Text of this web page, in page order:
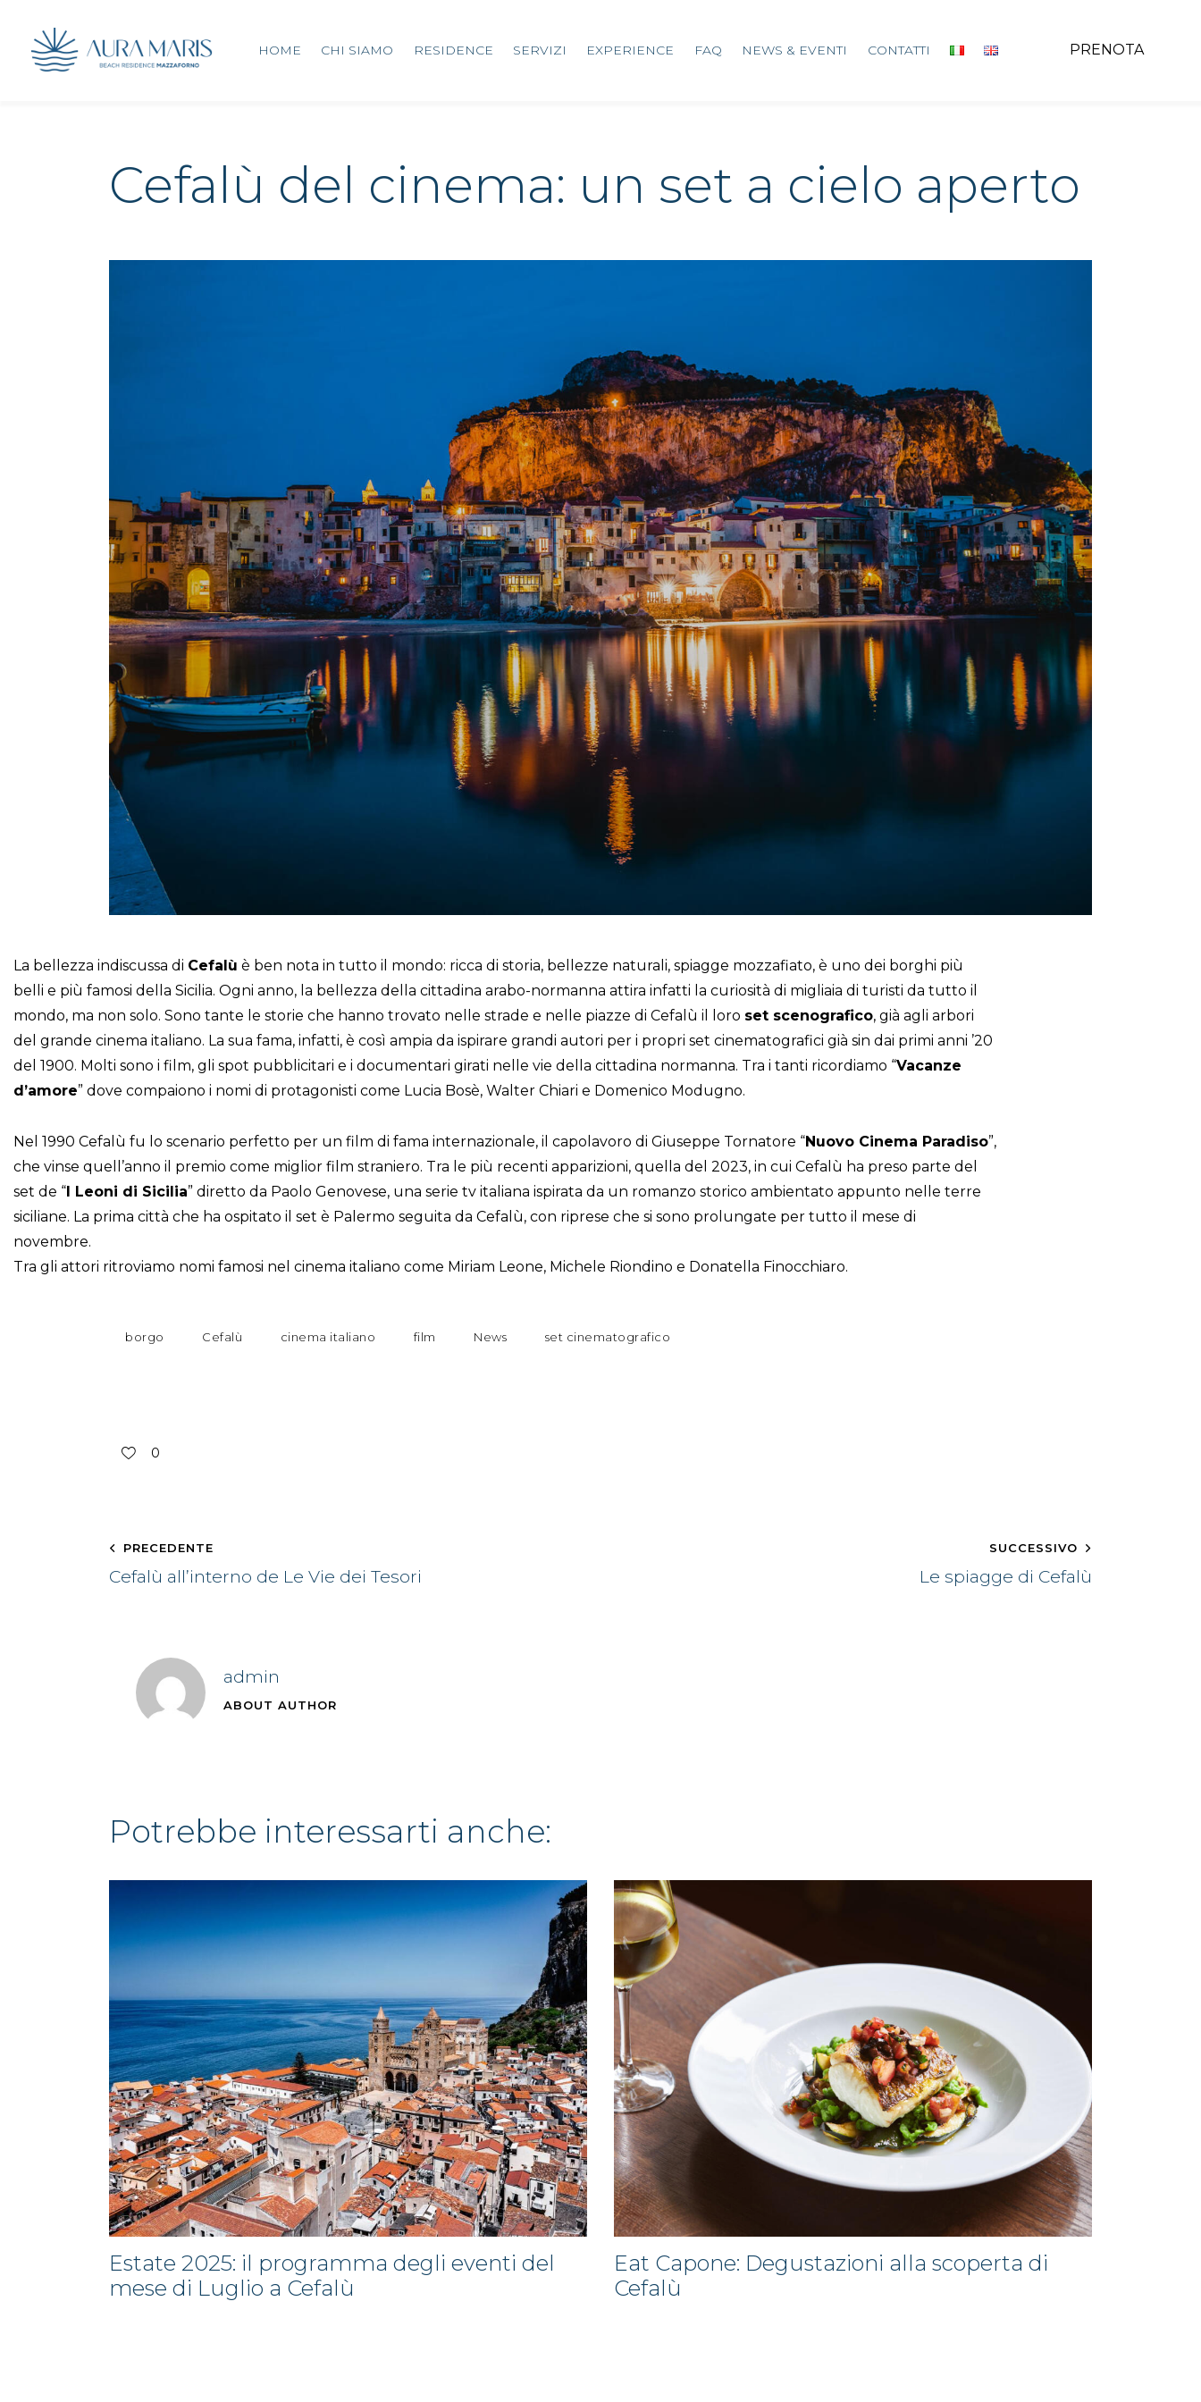
HOME CHI SIAMO RESIDENCE SERVIZI EXPERIENCE FAQ NEWS & EVENTI CONTATTI PRENOTA
Cefalù del cinema: un set a cielo aperto
La bellezza indiscussa di Cefalù è ben nota in tutto il mondo: ricca di storia, bellezze naturali, spiagge mozzafiato, è uno dei borghi più
belli e più famosi della Sicilia. Ogni anno, la bellezza della cittadina arabo-normanna attira infatti la curiosità di migliaia di turisti da tutto il
mondo, ma non solo. Sono tante le storie che hanno trovato nelle strade e nelle piazze di Cefalù il loro set scenografico, già agli arbori
del grande cinema italiano. La sua fama, infatti, è così ampia da ispirare grandi autori per i propri set cinematografici già sin dai primi anni ’20
del 1900. Molti sono i film, gli spot pubblicitari e i documentari girati nelle vie della cittadina normanna. Tra i tanti ricordiamo “Vacanze
d’amore” dove compaiono i nomi di protagonisti come Lucia Bosè, Walter Chiari e Domenico Modugno.
Nel 1990 Cefalù fu lo scenario perfetto per un film di fama internazionale, il capolavoro di Giuseppe Tornatore “Nuovo Cinema Paradiso”,
che vinse quell’anno il premio come miglior film straniero. Tra le più recenti apparizioni, quella del 2023, in cui Cefalù ha preso parte del
set de “I Leoni di Sicilia” diretto da Paolo Genovese, una serie tv italiana ispirata da un romanzo storico ambientato appunto nelle terre
siciliane. La prima città che ha ospitato il set è Palermo seguita da Cefalù, con riprese che si sono prolungate per tutto il mese di
novembre.
Tra gli attori ritroviamo nomi famosi nel cinema italiano come Miriam Leone, Michele Riondino e Donatella Finocchiaro.
borgo Cefalù cinema italiano film News set cinematografico
0
PRECEDENTE
Cefalù all’interno de Le Vie dei Tesori
SUCCESSIVO
Le spiagge di Cefalù
admin
ABOUT AUTHOR
potrebbe interessarti anche:
Estate 2025: il programma degli eventi del
mese di Luglio a Cefalù
Eat Capone: Degustazioni alla scoperta di
Cefalù